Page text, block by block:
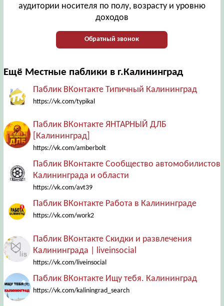
аудитории носителя по полу, возрасту и уровню
доходов
Обратный звонок
Ещё Местные паблики в г.Калининград
Паблик ВКонтакте Типичный Калининград
https://vk.com/typikal
Паблик ВКонтакте ЯНТАРНЫЙ ДЛБ
[Калининград]
https://vk.com/amberbolt
Паблик ВКонтакте Сообщество автомобилистов
Калининграда и области
https://vk.com/avt39
Паблик ВКонтакте Работа в Калининграде
https://vk.com/work2
Паблик ВКонтакте Скидки и развлечения
Калининграда | liveinsocial
https://vk.com/liveinsocial
Паблик ВКонтакте Ищу тебя. Калининград
https://vk.com/kaliningrad_search